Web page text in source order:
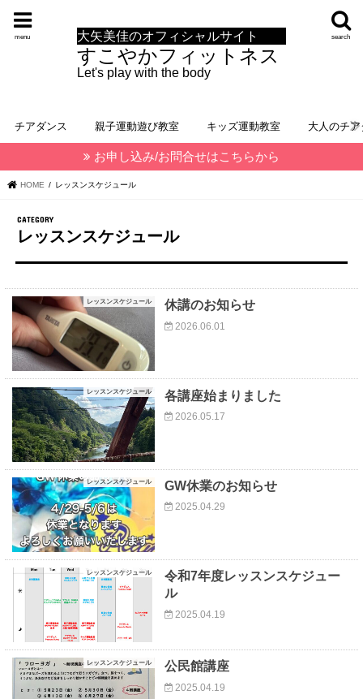
大矢美佳のオフィシャルサイト
すこやかフィットネス
Let's play with the body
search
menu
チアダンス 親子運動遊び教室 キッズ運動教室 大人のチ
お申し込み/お問合せはこちらから
HOME レッスンスケジュール
レッスンスケジュール
レッスンスケジュール 休講のお知らせ
2026.06.01
レッスンスケジュール 各講座始まりました
2026.05.17
レッスンスケジュール GW休業のお知らせ
2025.04.29
レッスンスケジュール
令和7年度レッスンスケジュー
ル
2025.04.19
レッスンスケジュール 公民館講座
2025.04.19